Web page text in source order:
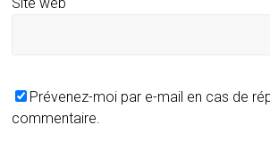
Prévenez-moi par e-mail en cas de
commentaire.